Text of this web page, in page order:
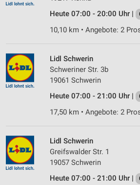
Heute 07:00 - 20:00 Uhr |
10,10 km • Angebote: 2
Lidl Schwerin
Schweriner Str. 3b
19061 Schwerin
Heute 07:00 - 21:00 Uhr |
17,50 km • Angebote: 2
Lidl Schwerin
Greifswalder Str. 1
19057 Schwerin
Heute 07:00 - 21:00 Uhr |